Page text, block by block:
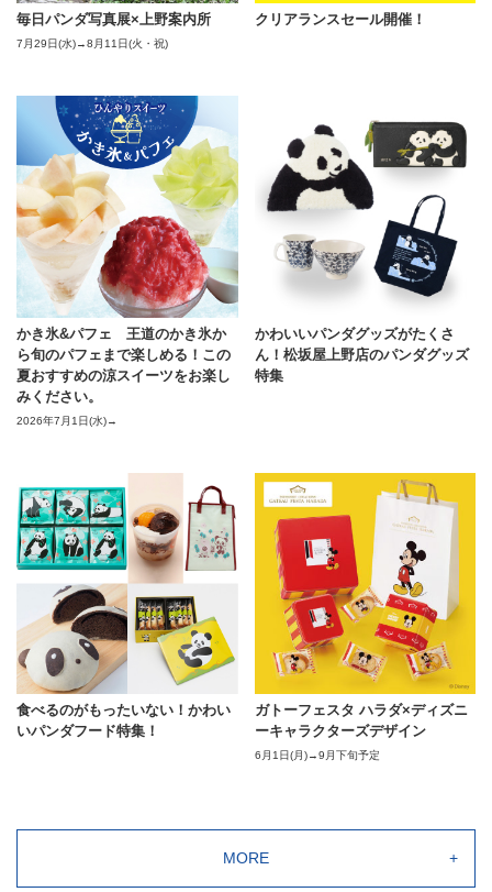
毎日パンダ写真展×上野案内所
7月29日(水)→8月11日(火・祝)
クリアランスセール開催！
かき氷&パフェ 王道のかき氷か
ら旬のパフェまで楽しめる！この
夏おすすめの涼スイーツをお楽し
みください。
2026年7月1日(水)→
かわいいパンダグッズがたくさ
ん！松坂屋上野店のパンダグッズ
特集
食べるのがもったいない！かわい
いパンダフード特集！
ガトーフェスタ ハラダ×ディズニ
ーキャラクターズデザイン
6月1日(月)→9月下旬予定
MORE